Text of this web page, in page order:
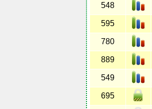
548
595
780
889
549
695